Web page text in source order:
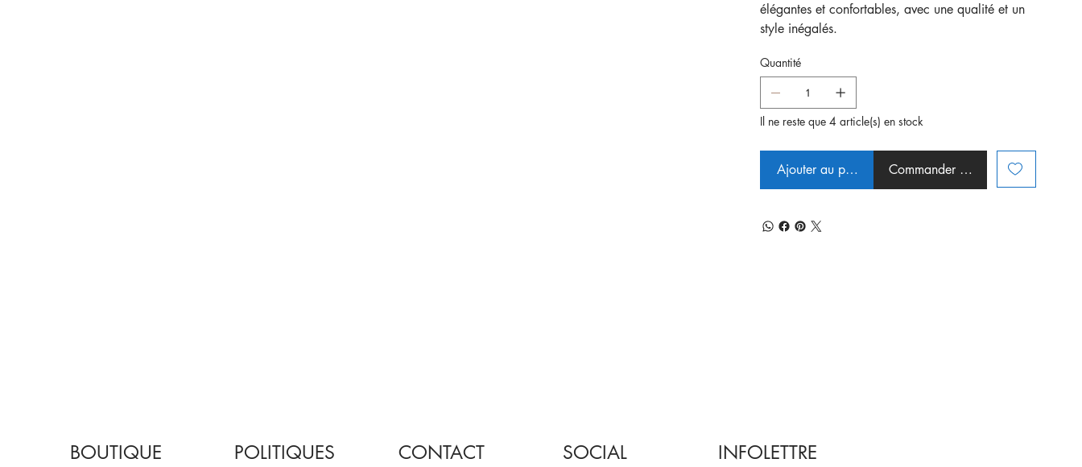
élégantes et confortables, avec une qualité et un
style inégalés.
Quantité
Il ne reste que 4 article(s) en stock
Ajouter au panier Commander et payer
BOUTIQUE POLITIQUES CONTACT SOCIAL INFOLETTRE